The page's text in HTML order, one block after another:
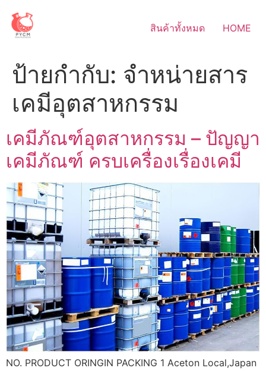
content
สินค้าทั้งหมด HOME
ป้ายกำกับ: จำหน่ายสาร
เคมีอุตสาหกรรม
เคมีภัณฑ์อุตสาหกรรม – ปัญญา
เคมีภัณฑ์ ครบเครื่องเรื่องเคมี
NO. PRODUCT ORINGIN PACKING 1 Aceton Local,Japan